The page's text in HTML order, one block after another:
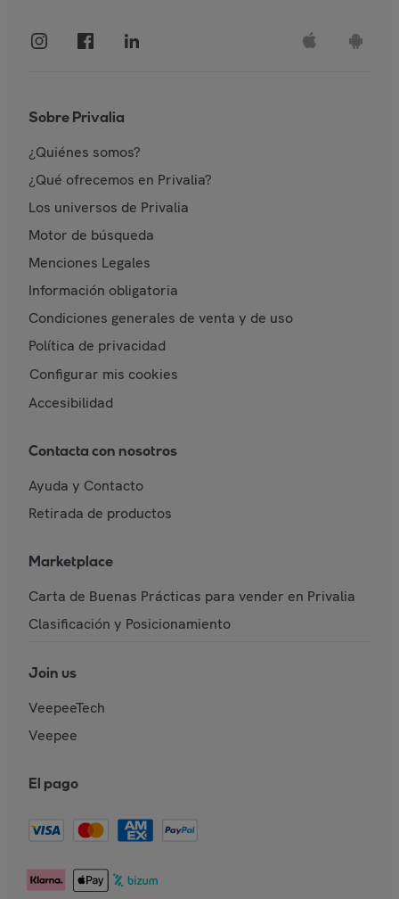
Sobre Privalia
¿Quiénes somos?
¿Qué ofrecemos en Privalia?
Los universos de Privalia
Motor de búsqueda
Menciones Legales
Información obligatoria
Condiciones generales de venta y de uso
Política de privacidad
Configurar mis cookies
Accesibilidad
Contacta con nosotros
Ayuda y Contacto
Retirada de productos
Marketplace
Carta de Buenas Prácticas para vender en Privalia
Clasificación y Posicionamiento
Join us
VeepeeTech
Veepee
El pago